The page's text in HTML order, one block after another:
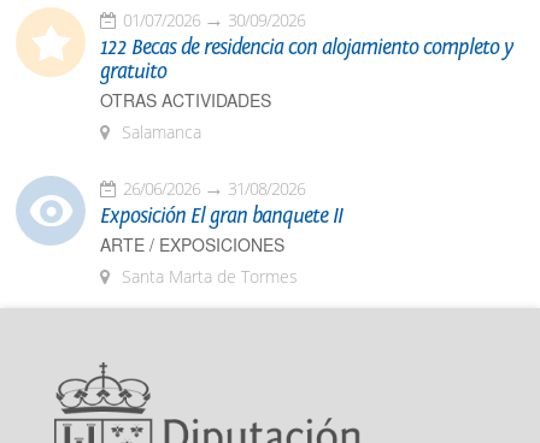
01/07/2026 30/09/2026
122 Becas de residencia con alojamiento completo y
gratuito
OTRAS ACTIVIDADES
Salamanca
26/06/2026 31/08/2026
Exposición El gran banquete II
ARTE / EXPOSICIONES
Santa Marta de Tormes